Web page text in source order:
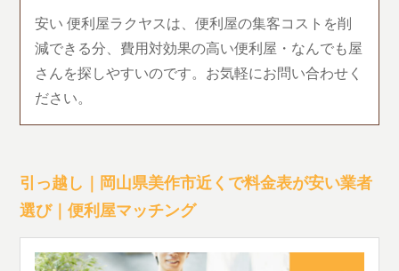
安い 便利屋ラクヤスは、便利屋の集客コストを削
減できる分、費用対効果の高い便利屋・なんでも屋
さんを探しやすいのです。お気軽にお問い合わせく
ださい。
引っ越し｜岡山県美作市近くで料金表が安い業者
選び｜便利屋マッチング